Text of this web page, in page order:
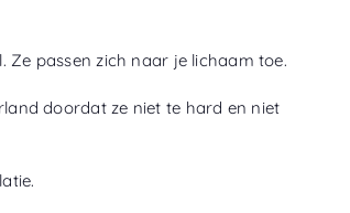
passen zich naar je lichaam toe.
doordat ze niet te hard en niet